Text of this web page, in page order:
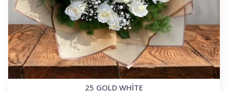
25 GOLD WHİTE